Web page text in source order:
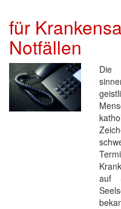
für
Notfällen
Die
auf